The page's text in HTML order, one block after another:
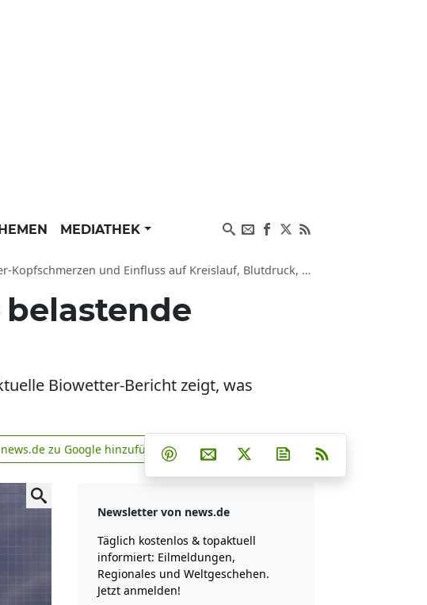
MEDIATHEK
und Einfluss auf Kreislauf, Blutdruck, Gelenke, Müdigkeit, Psyche
Biowetter-Bericht zeigt, was
news.de zu Google hinzufügen
news.de zu Google hinzufügen Teilen auf Facebook
Teilen auf Whatsapp
Teilen auf Telegram
Teilen auf Pinterest
Per E-Mail teilen
Post auf XNewsletter
Newsletter von news.de
Täglich kostenlos & topaktuell
informiert: Eilmeldungen,
Regionales und Weltgeschehen.
Jetzt anmelden!